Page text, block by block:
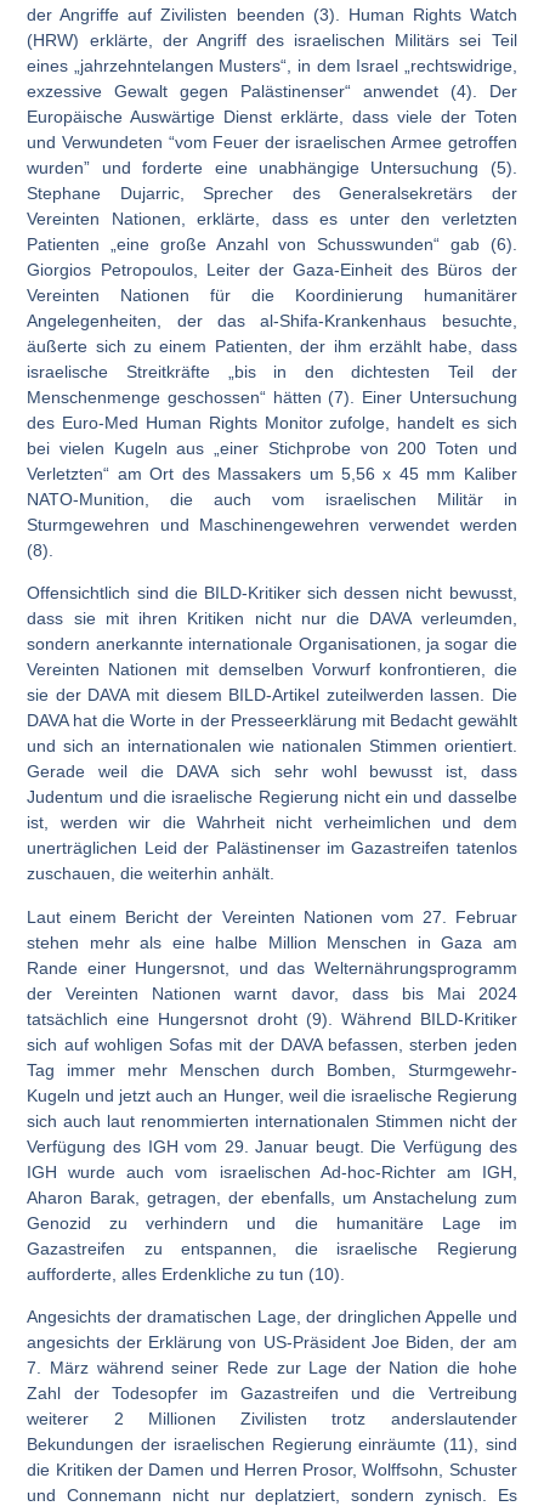
der Angriffe auf Zivilisten beenden (3). Human Rights Watch
(HRW) erklärte, der Angriff des israelischen Militärs sei Teil
eines „jahrzehntelangen Musters“, in dem Israel „rechtswidrige,
exzessive Gewalt gegen Palästinenser“ anwendet (4). Der
Europäische Auswärtige Dienst erklärte, dass viele der Toten
und Verwundeten “vom Feuer der israelischen Armee getroffen
wurden” und forderte eine unabhängige Untersuchung (5).
Stephane Dujarric, Sprecher des Generalsekretärs der
Vereinten Nationen, erklärte, dass es unter den verletzten
Patienten „eine große Anzahl von Schusswunden“ gab (6).
Giorgios Petropoulos, Leiter der Gaza-Einheit des Büros der
Vereinten Nationen für die Koordinierung humanitärer
Angelegenheiten, der das al-Shifa-Krankenhaus besuchte,
äußerte sich zu einem Patienten, der ihm erzählt habe, dass
israelische Streitkräfte „bis in den dichtesten Teil der
Menschenmenge geschossen“ hätten (7). Einer Untersuchung
des Euro-Med Human Rights Monitor zufolge, handelt es sich
bei vielen Kugeln aus „einer Stichprobe von 200 Toten und
Verletzten“ am Ort des Massakers um 5,56 x 45 mm Kaliber
NATO-Munition, die auch vom israelischen Militär in
Sturmgewehren und Maschinengewehren verwendet werden
(8).
Offensichtlich sind die BILD-Kritiker sich dessen nicht bewusst,
dass sie mit ihren Kritiken nicht nur die DAVA verleumden,
sondern anerkannte internationale Organisationen, ja sogar die
Vereinten Nationen mit demselben Vorwurf konfrontieren, die
sie der DAVA mit diesem BILD-Artikel zuteilwerden lassen. Die
DAVA hat die Worte in der Presseerklärung mit Bedacht gewählt
und sich an internationalen wie nationalen Stimmen orientiert.
Gerade weil die DAVA sich sehr wohl bewusst ist, dass
Judentum und die israelische Regierung nicht ein und dasselbe
ist, werden wir die Wahrheit nicht verheimlichen und dem
unerträglichen Leid der Palästinenser im Gazastreifen tatenlos
zuschauen, die weiterhin anhält.
Laut einem Bericht der Vereinten Nationen vom 27. Februar
stehen mehr als eine halbe Million Menschen in Gaza am
Rande einer Hungersnot, und das Welternährungsprogramm
der Vereinten Nationen warnt davor, dass bis Mai 2024
tatsächlich eine Hungersnot droht (9). Während BILD-Kritiker
sich auf wohligen Sofas mit der DAVA befassen, sterben jeden
Tag immer mehr Menschen durch Bomben, Sturmgewehr-
Kugeln und jetzt auch an Hunger, weil die israelische Regierung
sich auch laut renommierten internationalen Stimmen nicht der
Verfügung des IGH vom 29. Januar beugt. Die Verfügung des
IGH wurde auch vom israelischen Ad-hoc-Richter am IGH,
Aharon Barak, getragen, der ebenfalls, um Anstachelung zum
Genozid zu verhindern und die humanitäre Lage im
Gazastreifen zu entspannen, die israelische Regierung
aufforderte, alles Erdenkliche zu tun (10).
Angesichts der dramatischen Lage, der dringlichen Appelle und
angesichts der Erklärung von US-Präsident Joe Biden, der am
7. März während seiner Rede zur Lage der Nation die hohe
Zahl der Todesopfer im Gazastreifen und die Vertreibung
weiterer 2 Millionen Zivilisten trotz anderslautender
Bekundungen der israelischen Regierung einräumte (11), sind
die Kritiken der Damen und Herren Prosor, Wolffsohn, Schuster
und Connemann nicht nur deplatziert, sondern zynisch. Es